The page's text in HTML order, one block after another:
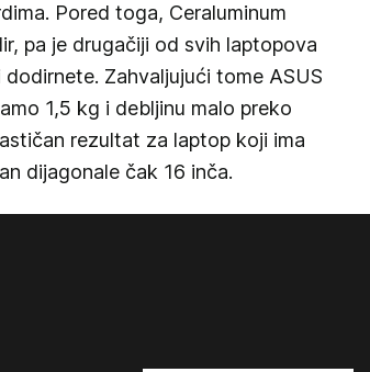
Pored toga, Ceraluminum
pa je drugačiji od svih laptopova
Zahvaljujući tome ASUS
1,5 kg i debljinu malo preko
rezultat za laptop koji ima
dijagonale čak 16 inča.